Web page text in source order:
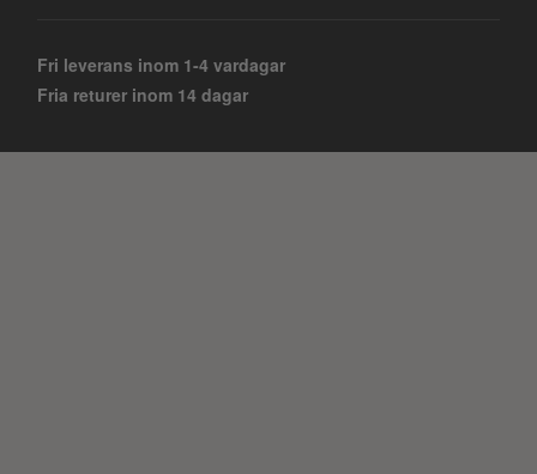
Fri leverans inom 1-4 vardagar
Fria returer inom 14 dagar